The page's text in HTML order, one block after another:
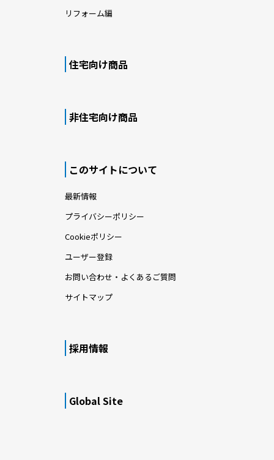
リフォーム編
住宅向け商品
非住宅向け商品
このサイトについて
最新情報
プライバシーポリシー
Cookieポリシー
ユーザー登録
お問い合わせ・よくあるご質問
サイトマップ
採用情報
Global Site